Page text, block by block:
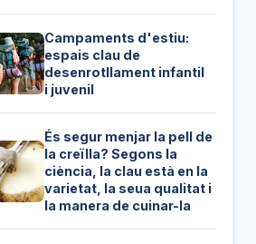
Campaments d'estiu:
espais clau de
desenrotllament infantil
i juvenil
És segur menjar la pell de
la creïlla? Segons la
ciència, la clau està en la
varietat, la seua qualitat i
la manera de cuinar-la